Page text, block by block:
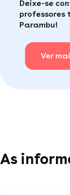
Faça sua
consumidor
(por telefone
Para saber +
mais
Deixe-se
professores
Parambu!
Ver
As